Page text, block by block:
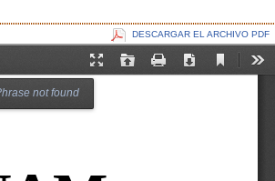
DESCARGAR EL ARCHIVO PDF